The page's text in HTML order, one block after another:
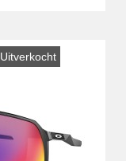
Uitverkocht